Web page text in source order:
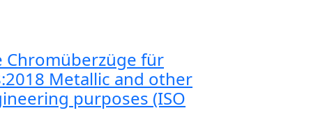
Chromüberzüge für
Metallic and other
purposes (ISO